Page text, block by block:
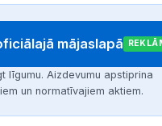
mājaslapā
līgumu. Aizdevumu apstiprina
un normatīvajiem aktiem.